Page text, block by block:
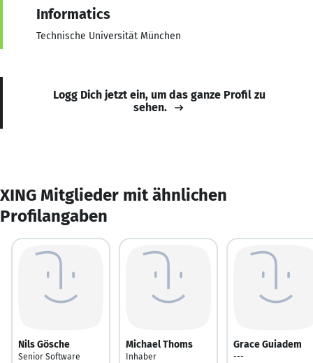
Informatics
Technische Universität München
Logg Dich jetzt ein, um das ganze Profil zu
sehen.
XING Mitglieder mit ähnlichen
Profilangaben
Nils Gösche
Senior Software
Michael Thoms
Inhaber
Grace Guiadem
---